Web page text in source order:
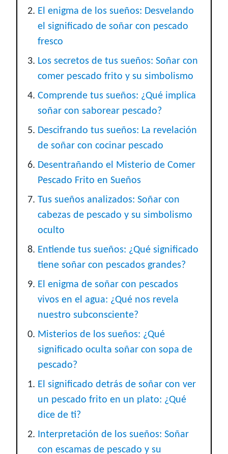
El enigma de los sueños: Desvelando
el significado de soñar con pescado
fresco
Los secretos de tus sueños: Soñar con
comer pescado frito y su simbolismo
Comprende tus sueños: ¿Qué implica
soñar con saborear pescado?
Descifrando tus sueños: La revelación
de soñar con cocinar pescado
Desentrañando el Misterio de Comer
Pescado Frito en Sueños
Tus sueños analizados: Soñar con
cabezas de pescado y su simbolismo
oculto
Entiende tus sueños: ¿Qué significado
tiene soñar con pescados grandes?
El enigma de soñar con pescados
vivos en el agua: ¿Qué nos revela
nuestro subconsciente?
Misterios de los sueños: ¿Qué
significado oculta soñar con sopa de
pescado?
El significado detrás de soñar con ver
un pescado frito en un plato: ¿Qué
dice de ti?
Interpretación de los sueños: Soñar
con escamas de pescado y su